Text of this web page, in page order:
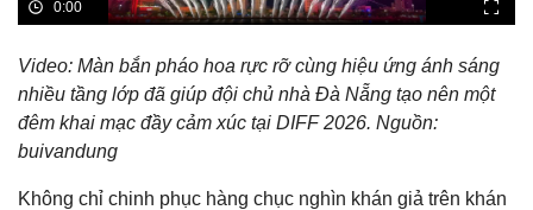
Video: Màn bắn pháo hoa rực rỡ cùng hiệu ứng ánh sáng
nhiều tầng lớp đã giúp đội chủ nhà Đà Nẵng tạo nên một
đêm khai mạc đầy cảm xúc tại DIFF 2026. Nguồn:
buivandung
Không chỉ chinh phục hàng chục nghìn khán giả trên khán